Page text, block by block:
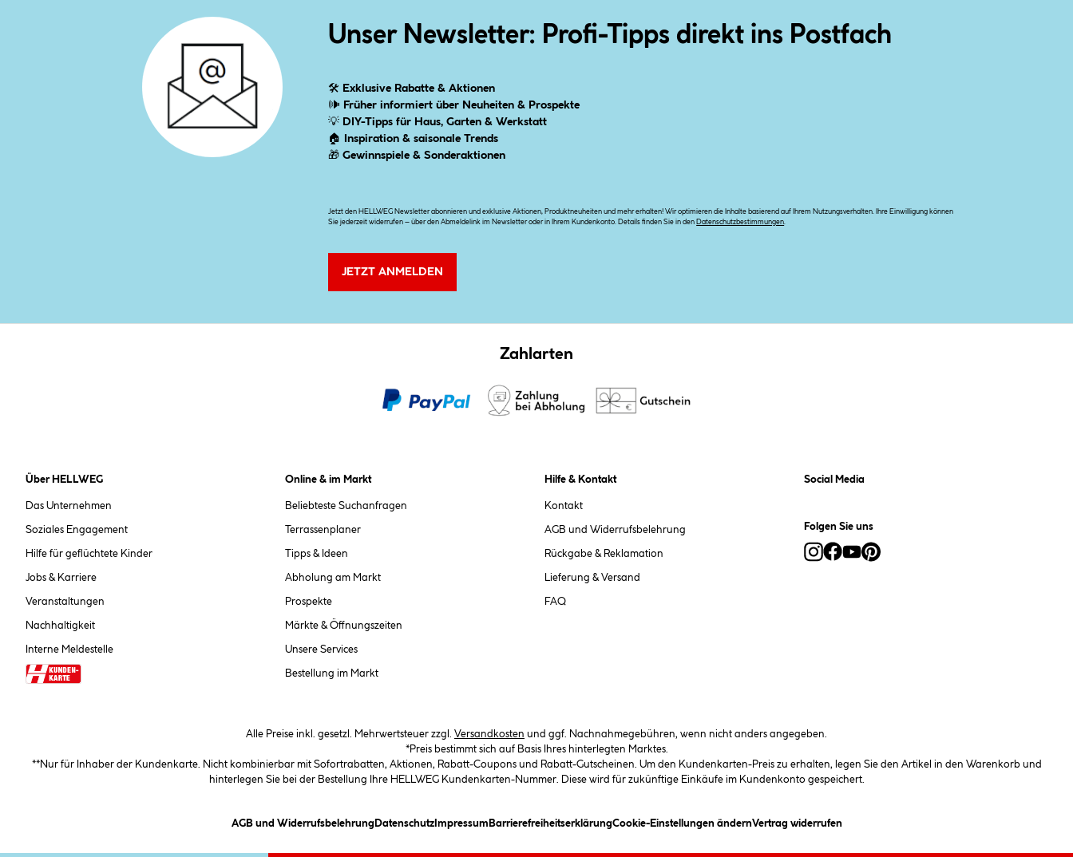
Unser Newsletter: Profi-Tipps direkt ins Postfach
🛠 Exklusive Rabatte & Aktionen
🕪 Früher informiert über Neuheiten & Prospekte
💡 DIY-Tipps für Haus, Garten & Werkstatt
🏠
Inspiration & saisonale Trends
🎁Gewinnspiele & Sonderaktionen
Jetzt den HELLWEG Newsletter abonnieren und exklusive Aktionen, Produktneuheiten und mehr erhalten! Wir optimieren die Inhalte basierend auf Ihrem Nutzungsverhalten. Ihre Einwilligung können
Sie jederzeit widerrufen – über den Abmeldelink im Newsletter oder in Ihrem Kundenkonto. Details finden Sie in den Datenschutzbestimmungen.
JETZT ANMELDEN
Zahlarten
Über HELLWEG
Das Unternehmen
Soziales Engagement
Hilfe für geflüchtete Kinder
Jobs & Karriere
Veranstaltungen
Nachhaltigkeit
Interne Meldestelle
Online & im Markt
Beliebteste Suchanfragen
Terrassenplaner
Tipps & Ideen
Abholung am Markt
Prospekte
Märkte & Öffnungszeiten
Unsere Services
Bestellung im Markt
Hilfe & Kontakt
Kontakt
AGB und Widerrufsbelehrung
Rückgabe & Reklamation
Lieferung & Versand
FAQ
Social Media
Folgen Sie uns
Alle Preise inkl. gesetzl. Mehrwertsteuer zzgl. Versandkosten und ggf. Nachnahmegebühren, wenn nicht anders angegeben.
*Preis bestimmt sich auf Basis Ihres hinterlegten Marktes.
**Nur für Inhaber der Kundenkarte. Nicht kombinierbar mit Sofortrabatten, Aktionen, Rabatt-Coupons und Rabatt-Gutscheinen. Um den Kundenkarten-Preis zu erhalten, legen Sie den Artikel in den Warenkorb und
hinterlegen Sie bei der Bestellung Ihre HELLWEG Kundenkarten-Nummer. Diese wird für zukünftige Einkäufe im Kundenkonto gespeichert.
AGB und Widerrufsbelehrung(öffnet ein Dialogfeld)
Datenschutz(öffnet ein Dialogfeld)
Impressum(öffnet ein Dialogfeld)
Barrierefreiheitserklärung(öffnet ein Dialogfeld)
Cookie-Einstellungen ändern(öffnet ein Dialogfeld)
Vertrag widerrufen